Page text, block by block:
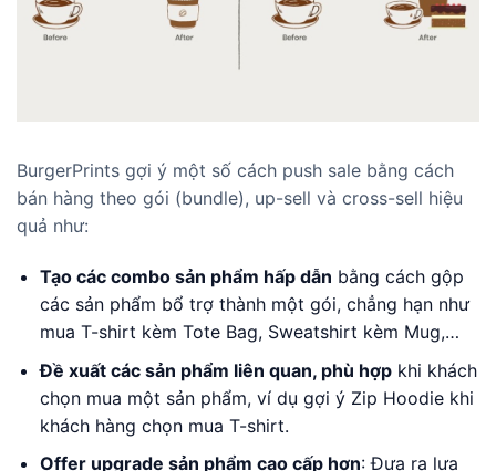
BurgerPrints gợi ý một số cách push sale bằng cách
bán hàng theo gói (bundle), up-sell và cross-sell hiệu
quả như:
Tạo các combo sản phẩm hấp dẫn bằng cách gộp
các sản phẩm bổ trợ thành một gói, chẳng hạn như
mua T-shirt kèm Tote Bag, Sweatshirt kèm Mug,…
Đề xuất các sản phẩm liên quan, phù hợpkhi khách
chọn mua một sản phẩm, ví dụ gợi ý Zip Hoodie khi
khách hàng chọn mua T-shirt.
Offer upgrade sản phẩm cao cấp hơn: Đưa ra lựa